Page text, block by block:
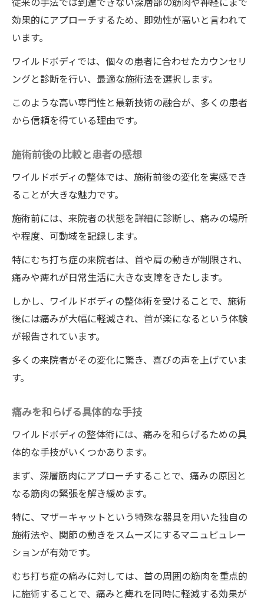
効果的にアプローチするため、即効性が高いと言われて
います。
ワイルドボディでは、個々の患者に合わせたカウンセリ
ングと診断を行い、最適な施術法を選択します。
このような高い専門性と最新技術の融合が、多くの患者
から信頼を得ている理由です。
施術前後の比較と患者の感想
ワイルドボディの整体では、施術前後の変化を実感でき
ることが大きな魅力です。
施術前には、来院者の状態を詳細に診断し、痛みの場所
や程度、可動域を記録します。
特にむち打ち症の来院者は、首や肩の動きが制限され、
痛みや痺れが日常生活に大きな支障をきたします。
しかし、ワイルドボディの整体術を受けることで、施術
後には痛みが大幅に軽減され、首が楽になるという体験
が報告されています。
多くの来院者がその変化に驚き、喜びの声を上げていま
す。
痛みを和らげる具体的な手技
ワイルドボディの整体術には、痛みを和らげるための具
体的な手技がいくつかあります。
まず、深層筋肉にアプローチすることで、痛みの原因と
なる筋肉の緊張を解き緩めます。
特に、マザーキャットという特殊な器具を用いた独自の
施術法や、関節の動きをスムーズにするマニュピュレー
ションが有効です。
むち打ち症の痛みに対しては、首の周囲の筋肉を重点的
に施術することで、痛みと痺れを同時に軽減する効果が